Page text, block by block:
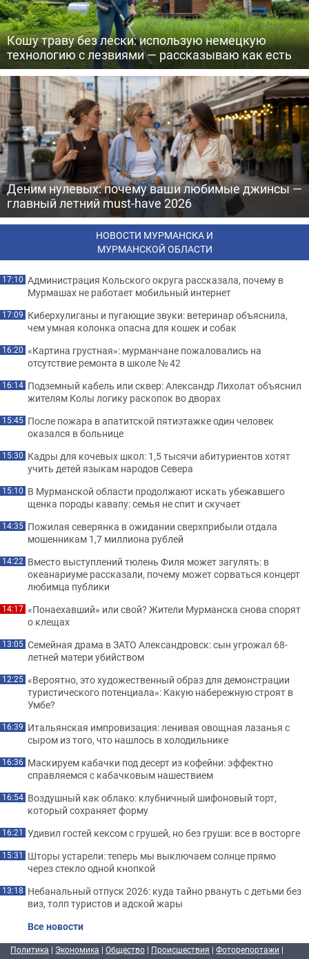
Кошу траву без лески: использую немецкую
технологию с лезвиями — рассказываю как есть
Деним нулевых: почему ваши любимые джинсы —
главный летний must-have 2026
НОВОСТИ МУРМАНСКА И
МУРМАНСКОЙ ОБЛАСТИ
17:10 Администрация Кольского округа рассказала, почему в
Мурмашах не работает мобильный интернет
17:09 Киберхулиганы и пугающие звуки: ветеринар объяснила,
чем умная колонка опасна для кошек и собак
16:20 «Картина грустная»: мурманчане пожаловались на
отсутствие ремонта в школе № 42
16:14 Подземный кабель или сквер: Александр Лихолат объяснил
жителям Колы логику раскопок во дворах
15:45 После пожара в апатитской пятиэтажке один человек
оказался в больнице
15:30 Кадры для кочевых школ: 1,5 тысячи абитуриентов хотят
учить детей языкам народов Севера
15:10 В Мурманской области продолжают искать убежавшего
щенка породы кавапу: семья не спит и скучает
14:35 Пожилая северянка в ожидании сверхприбыли отдала
мошенникам 1,7 миллиона рублей
14:22 Вместо выступлений тюлень Филя может загулять: в
океанариуме рассказали, почему может сорваться концерт
любимца публики
14:17 «Понаехавший» или свой? Жители Мурманска снова спорят
о клещах
13:05 Семейная драма в ЗАТО Александровск: сын угрожал 68-
летней матери убийством
12:25 «Вероятно, это художественный образ для демонстрации
туристического потенциала»: Какую набережную строят в
Умбе?
16:39 Итальянская импровизация: ленивая овощная лазанья с
сыром из того, что нашлось в холодильнике
16:36 Маскируем кабачки под десерт из кофейни: эффектно
справляемся с кабачковым нашествием
16:54 Воздушный как облако: клубничный шифоновый торт,
который сохраняет форму
16:21 Удивил гостей кексом с грушей, но без груши: все в восторге
15:31 Шторы устарели: теперь мы выключаем солнце прямо
через стекло одной кнопкой
13:18 Небанальный отпуск 2026: куда тайно рвануть с детьми без
виз, толп туристов и адской жары
Все новости
Политика | Экономика | Общество | Происшествия | Фоторепортажи |